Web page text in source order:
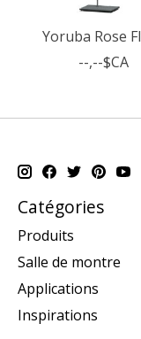
Yoruba Rose
--,--$CA
Catégories
Produits
Salle de montre
Applications
Inspirations